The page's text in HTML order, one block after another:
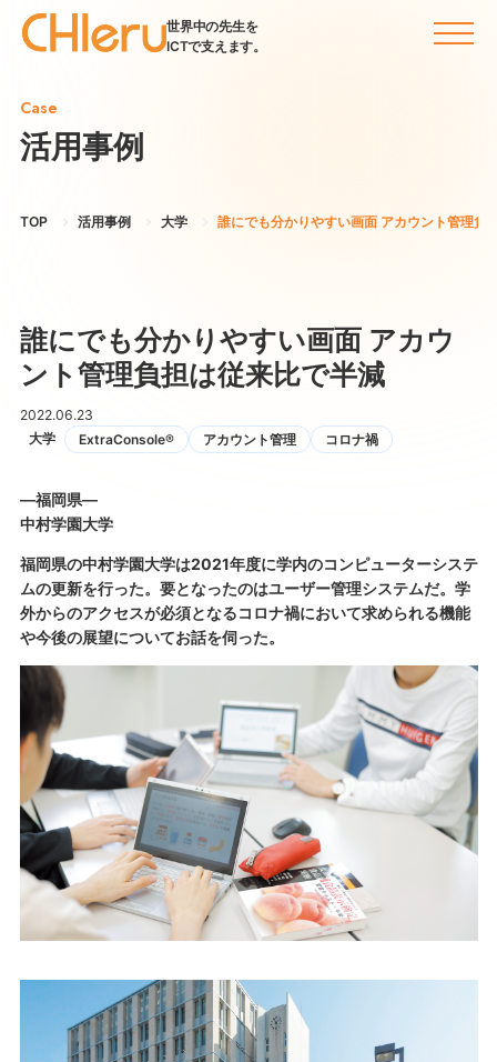
世界中の先生を
ICTで支えます。
Case
活用事例
TOP 活用事例 大学 誰にでも分かりやすい画面 アカウント管理負
誰にでも分かりやすい画面 アカウ
ント管理負担は従来比で半減
2022.06.23
大学
ExtraConsole® アカウント管理 コロナ禍
―福岡県―
中村学園大学
福岡県の中村学園大学は2021年度に学内のコンピューターシステ
ムの更新を行った。要となったのはユーザー管理システムだ。学
外からのアクセスが必須となるコロナ禍において求められる機能
や今後の展望についてお話を伺った。